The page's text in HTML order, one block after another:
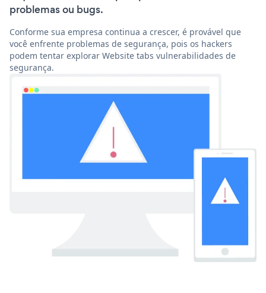
problemas ou bugs.
Conforme sua empresa continua a crescer, é provável que
você enfrente problemas de segurança, pois os hackers
podem tentar explorar Website tabs vulnerabilidades de
segurança.